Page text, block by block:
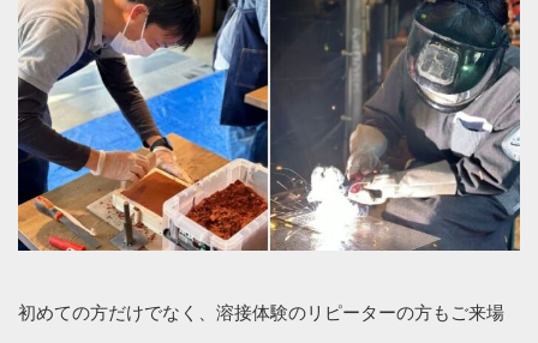
初めての方だけでなく、溶接体験のリピーターの方もご来場